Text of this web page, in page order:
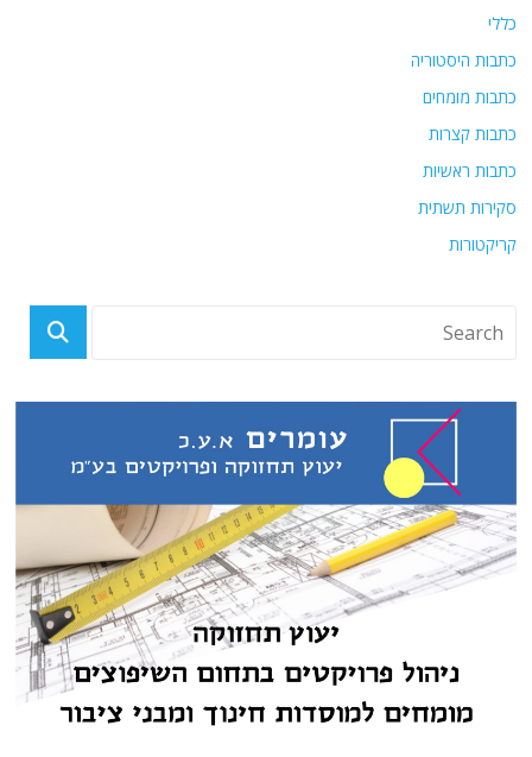
כללי
כתבות היסטוריה
כתבות מומחים
כתבות קצרות
כתבות ראשיות
סקירות תשתית
קריקטורות